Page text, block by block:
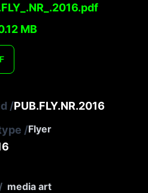
MB
/PUB.FLY.NR.2016
/Flyer
/ media art